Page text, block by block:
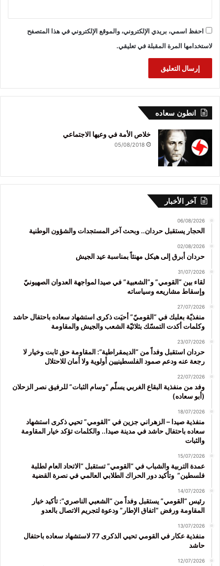
احفظ اسمي، بريدي الإلكتروني، والموقع الإلكتروني في هذا المتصفح
لاستخدامها المرة المقبلة في تعليقي.
انطون سعاده
خلاص الأمة في وعيها الاجتماعي
05/08/2018
آخر الأخبار
06/08/2026
الحجار يستقبل حردان.. وبحث آخر المستجدات والشؤون الوطنية
02/08/2026
حردان أبرق إلى هيكل مهنئاً بمناسبة عيد الجيش
31/07/2026
لقاء بين “القومي” و”الشعبية” في صيدا لمواجهة العدوان الصهيونيّ
وإسقاط مشاريعه وسياساته
27/07/2026
منفذيّة بعلبك في “القوميّ” أحيَت ذكرى استشهاد سعاده باحتفال حاشد
وكلمات أكدت التمسّك بثلاثيّة الشعب والجيش والمقاومة
23/07/2026
حردان استقبل وفداً من “الديمقراطية”: المقاومة حق ثابت وخيار لا
رجعة عنه ودعم صمود الفلسطينيين أولوية ولا أمان للاحتلال
22/07/2026
وفد من منفذية البقاع الغربي يسلّم “وسام الثبات” للرفيق نصر الزحلان
(أبو سعاده)
18/07/2026
منفذية صيدا – الزهراني جزين في “القومي” تحيي ذكرى استشهاد
سعاده باحتفال حاشد في مدينة صيدا.. والكلمات تؤكد خيار المقاومة
والثبات
15/07/2026
عمدة التربية والشباب في “القومي” تستقبل “الاتحاد العام لطلبة
فلسطين” وتأكيد دور الحراك الطلابي العالمي في نصرة القضية
14/07/2026
رئيس “القومي” يستقبل وفداً من “الشعبي الناصري”: تأكيد خيار
المقاومة ورفض “اتفاق الإطار” ودعوة لتجريم الاتصال بالعدو
13/07/2026
منفذية عكار في القومي تحيي الذكرى 77 لاستشهاد سعاده باحتفال
حاشد
12/07/2026